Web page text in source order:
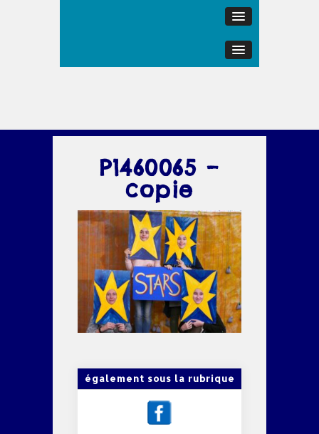
P1460065 –
copie
également sous la rubrique